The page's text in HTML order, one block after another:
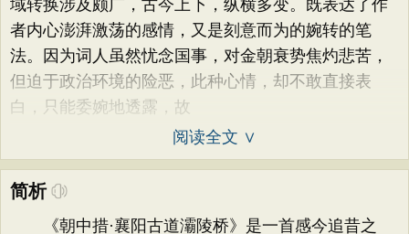
域转换涉及颇广，古今上下，纵横多变。既表达了作
者内心澎湃激荡的感情，又是刻意而为的婉转的笔
法。因为词人虽然忧念国事，对金朝衰势焦灼悲苦，
但迫于政治环境的险恶，此种心情，却不敢直接表
白，只能委婉地透露，故
阅读全文 ∨
简析
《朝中措·襄阳古道灞陵桥》是一首感今追昔之